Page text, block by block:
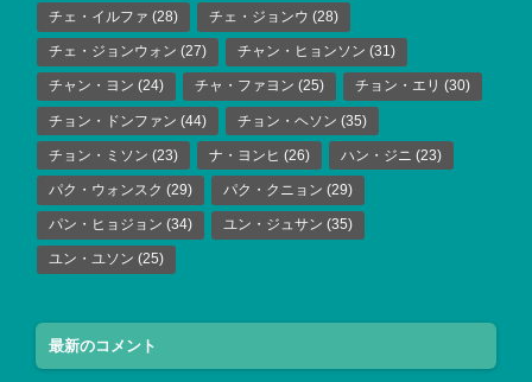
チェ・イルファ (28) チェ・ジョンウ (28)
チェ・ジョンウォン (27) チャン・ヒョンソン (31)
チャン・ヨン (24) チャ・ファヨン (25) チョン・エリ (30)
チョン・ドンファン (44) チョン・ヘソン (35)
チョン・ミソン (23) ナ・ヨンヒ (26) ハン・ジニ (23)
パク・ウォンスク (29) パク・クニョン (29)
パン・ヒョジョン (34) ユン・ジュサン (35)
ユン・ユソン (25)
最新のコメント